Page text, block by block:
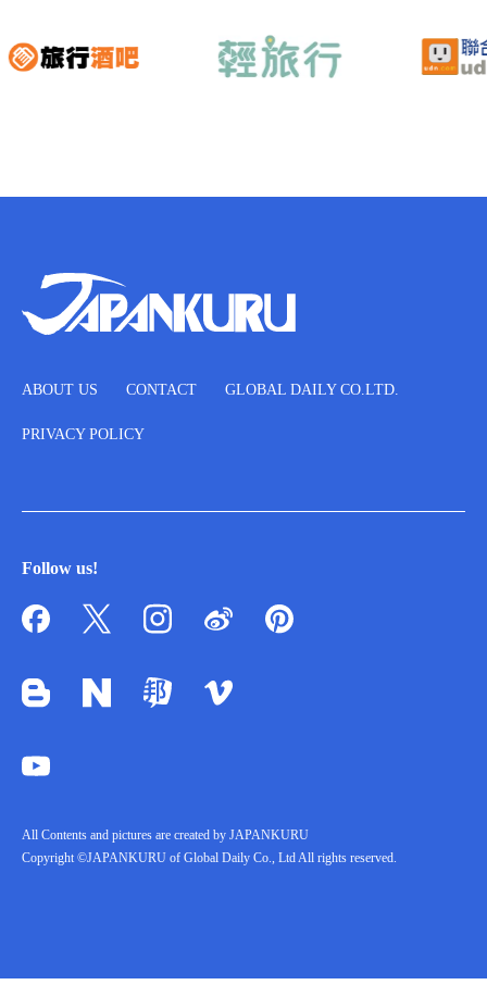
ABOUT US CONTACT GLOBAL DAILY CO.LTD.
PRIVACY POLICY
Follow us!
All Contents and pictures are created by JAPANKURU
Copyright ©JAPANKURU of Global Daily Co., Ltd All rights reserved.